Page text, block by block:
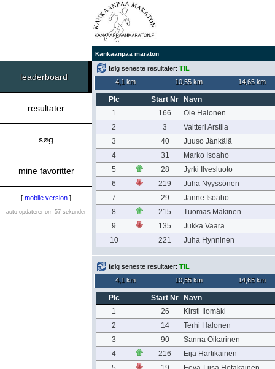
Kankaanpää maraton
leaderboard
resultater
søg
mine favoritter
[ mobile version ]
auto-opdaterer om 57 sekunder
følg seneste resultater: TIL
4,1 km
10,55 km 14,65 km
Plc Start Nr
Navn
1
166
Ole Halonen
2
3
Valtteri Arstila
3
40
Juuso Jänkälä
4
31
Marko Isoaho
5
28
Jyrki Ilvesluoto
6
219
Juha Nyyssönen
7
29
Janne Isoaho
8
215
Tuomas Mäkinen
9
135
Jukka Vaara
10
221 Juha Hynninen
følg seneste resultater: TIL
4,1 km
10,55 km 14,65 km
Plc Start Nr
Navn
1
26
Kirsti Ilomäki
2
14
Terhi Halonen
3
90
Sanna Oikarinen
4
216
Eija Hartikainen